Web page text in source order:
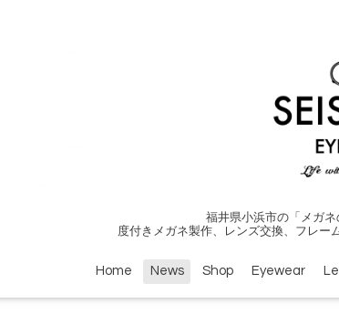
福井県小浜市の「メガネ
度付きメガネ製作、レンズ交換、フレー
Home News Shop Eyewear